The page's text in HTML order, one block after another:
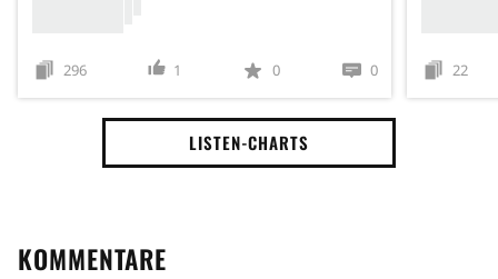
296 1 0 0 22
LISTEN-CHARTS
KOMMENTARE